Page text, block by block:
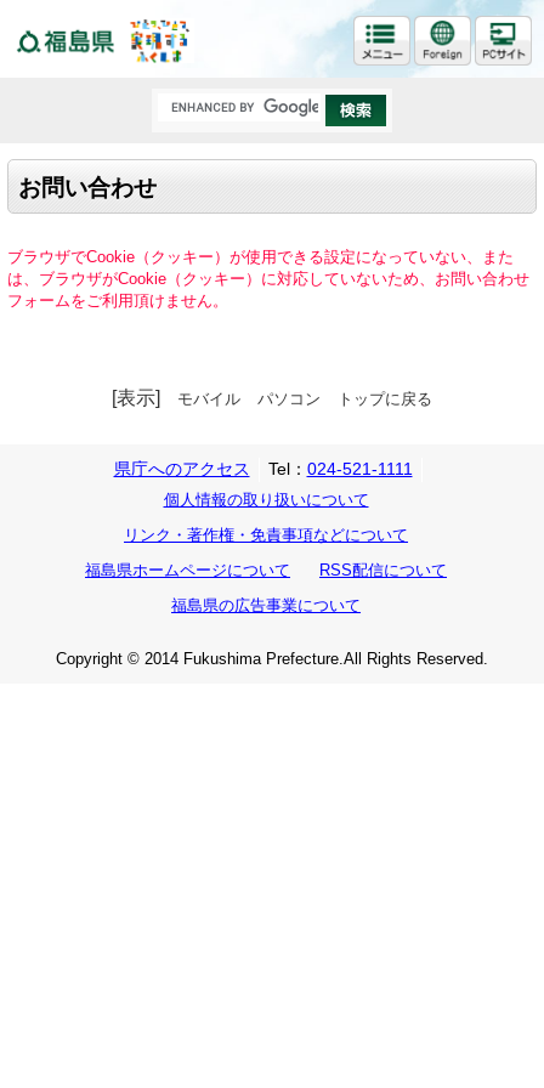
お問い合わせ
ブラウザでCookie（クッキー）が使用できる設定になっていない、また
は、ブラウザがCookie（クッキー）に対応していないため、お問い合わせ
フォームをご利用頂けません。
[表示] モバイル パソコン トップに戻る
県庁へのアクセス Tel： 024-521-1111
個人情報の取り扱いについて
リンク・著作権・免責事項などについて
福島県ホームページについて
RSS配信について
福島県の広告事業について
Copyright © 2014 Fukushima Prefecture.All Rights Reserved.